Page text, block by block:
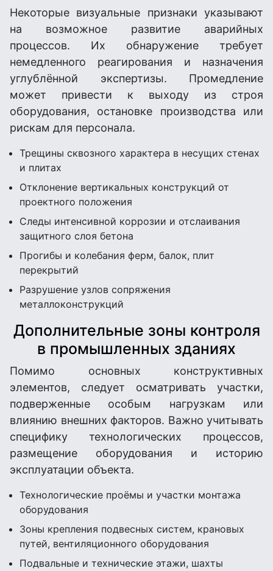
Некоторые визуальные признаки указывают
на возможное развитие аварийных
процессов. Их обнаружение требует
немедленного реагирования и назначения
углублённой экспертизы. Промедление
может привести к выходу из строя
оборудования, остановке производства или
рискам для персонала.
Трещины сквозного характера в несущих стенах
и плитах
Отклонение вертикальных конструкций от
проектного положения
Следы интенсивной коррозии и отслаивания
защитного слоя бетона
Прогибы и колебания ферм, балок, плит
перекрытий
Разрушение узлов сопряжения
металлоконструкций
Дополнительные зоны контроля
в промышленных зданиях
Помимо основных конструктивных
элементов, следует осматривать участки,
подверженные особым нагрузкам или
влиянию внешних факторов. Важно учитывать
специфику технологических процессов,
размещение оборудования и историю
эксплуатации объекта.
Технологические проёмы и участки монтажа
оборудования
Зоны крепления подвесных систем, крановых
путей, вентиляционного оборудования
Подвальные и технические этажи, шахты